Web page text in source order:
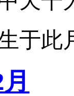
于此